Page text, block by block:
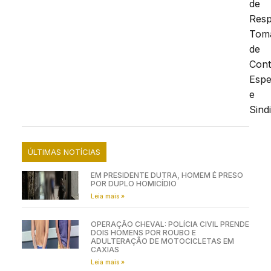
de
de
e
ÚLTIMAS NOTÍCIAS
EM PRESIDENTE DUTRA, HOMEM É PRESO
POR DUPLO HOMICÍDIO
Leia mais »
OPERAÇÃO CHEVAL: POLÍCIA CIVIL PRENDE
DOIS HOMENS POR ROUBO E
ADULTERAÇÃO DE MOTOCICLETAS EM
CAXIAS
Leia mais »